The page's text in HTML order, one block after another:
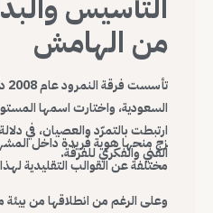
من الهامش
السعودية، واختارت اسمها
ارتبطت بالتمرّد والعصيان، في
الفني والفكري للفرقة.
زج منحها هوية فريدة داخل
مختلفة عن القوالب التقليدية
وعلى الرغم من انطلاقها من